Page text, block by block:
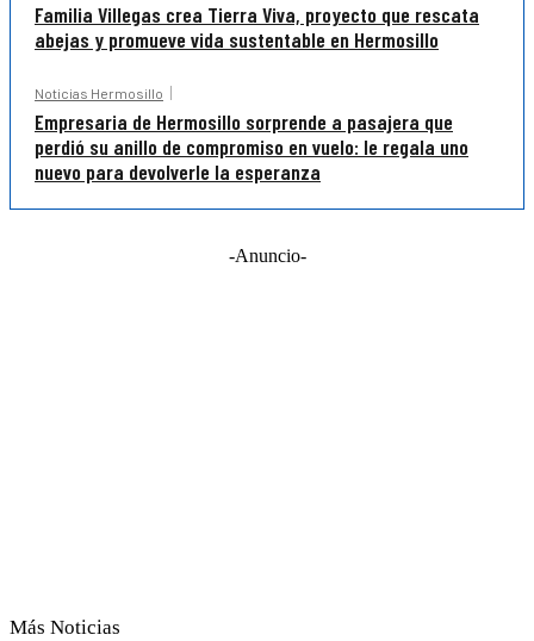
Familia Villegas crea Tierra Viva, proyecto que rescata
abejas y promueve vida sustentable en Hermosillo
Noticias Hermosillo
Empresaria de Hermosillo sorprende a pasajera que
perdió su anillo de compromiso en vuelo: le regala uno
nuevo para devolverle la esperanza
-Anuncio-
Más Noticias